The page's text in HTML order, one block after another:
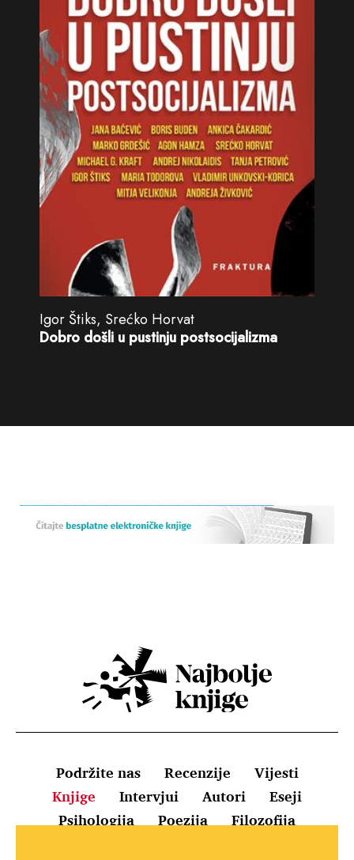
Igor Štiks, Srećko Horvat
Dobro došli u pustinju postsocijalizma
Podržite nas Recenzije
Vijesti
Knjige
Intervjui Autori
Eseji
Psihologija
Poezija Filozofija